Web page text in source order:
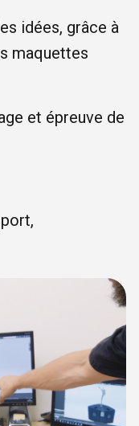
idées, grâce à
maquettes
et épreuve de